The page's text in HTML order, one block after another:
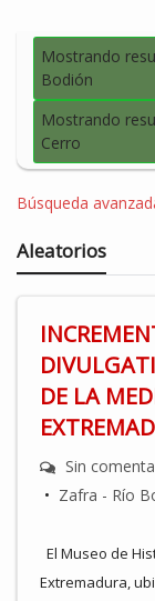
Mostrando
Bodión
Mostrando
Cerro
Búsqueda
Aleatorios
DE LA
Sin
• Zafra - Río
El Museo de
Extremadura,